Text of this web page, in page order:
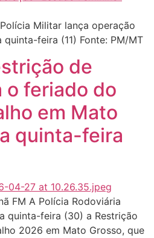
Militar lança operação
quinta-feira (11) Fonte: PM/MT
de
o feriado do
em Mato
quinta-feira
FM A Polícia Rodoviária
quinta-feira (30) a Restrição
2026 em Mato Grosso, que